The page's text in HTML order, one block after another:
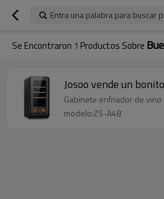
Entra una palabra para buscar
Se Encontraron 1 Productos Sobre
Josoo vende un
Gabinete enfriador de
modelo:ZS-A48